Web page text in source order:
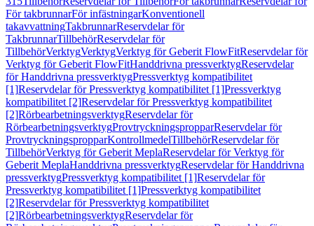
För takbrunnarFör infästningarKonventionell
takavvattningTakbrunnarReservdelar för
TakbrunnarTillbehörReservdelar för
TillbehörVerktygVerktygVerktyg för Geberit FlowFitReservdelar för
Verktyg för Geberit FlowFitHanddrivna pressverktygReservdelar
för Handdrivna pressverktygPressverktyg kompatibilitet
[1]Reservdelar för Pressverktyg kompatibilitet [1]Pressverktyg
kompatibilitet [2]Reservdelar för Pressverktyg kompatibilitet
[2]RörbearbetningsverktygReservdelar för
RörbearbetningsverktygProvtryckningspropparReservdelar för
ProvtryckningspropparKontrollmedelTillbehörReservdelar för
TillbehörVerktyg för Geberit MeplaReservdelar för Verktyg för
Geberit MeplaHanddrivna pressverktygReservdelar för Handdrivna
pressverktygPressverktyg kompatibilitet [1]Reservdelar för
Pressverktyg kompatibilitet [1]Pressverktyg kompatibilitet
[2]Reservdelar för Pressverktyg kompatibilitet
[2]RörbearbetningsverktygReservdelar för